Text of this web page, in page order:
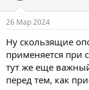
26 Мар 2024
Ну скользящие
применяется при
тут же еще
перед тем, как